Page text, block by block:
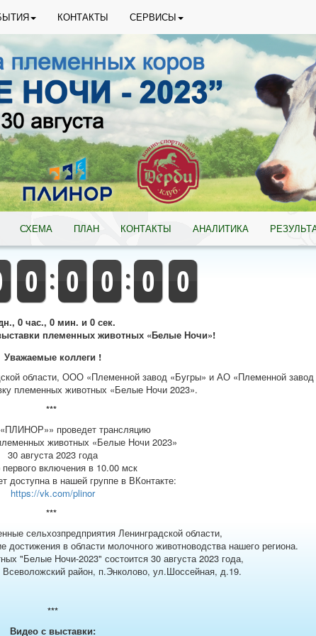
КОНТАКТЫ СЕРВИСЫ
СХЕМА ПЛАН КОНТАКТЫ АНАЛИТИКА
0 0 0 0 0
0 час., 0 мин. и 0 сек.
племенных животных «Белые Ночи»!
Уважаемые коллеги !
области, ООО «Племенной завод «Бугры» и АО «Племенной
племенных животных «Белые Ночи 2023».
***
проведет трансляцию
животных «Белые Ночи 2023»
30 августа 2023 года
включения в 10.00 мск
доступна в нашей группе в ВКонтакте:
https://vk.com/plinor
***
сельхозпредприятия Ленинградской области,
достижения в области молочного животноводства нашего региона.
"Белые Ночи-2023" состоится 30 августа 2023 года,
Всеволожский район, п.Энколово, ул.Шоссейная, д.19.
***
Видео с выставки: